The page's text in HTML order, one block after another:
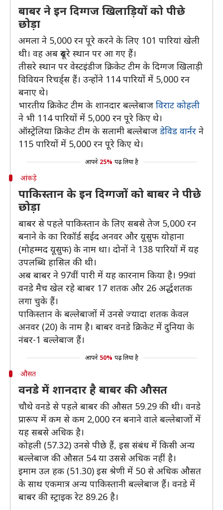
बाबर ने इन दिग्गज खिलाड़ियों को पीछे
छोड़ा
अमला ने 5,000 रन पूरे करने के लिए 101 पारियां खेली
थी। वह अब दूसरे स्थान पर आ गए हैं।
तीसरे स्थान पर वेस्टइंडीज क्रिकेट टीम के दिग्गज खिलाड़ी
विवियन रिचर्ड्स हैं। उन्होंने 114 पारियों में 5,000 रन
बनाए थे।
भारतीय क्रिकेट टीम के शानदार बल्लेबाज विराट कोहली
ने भी 114 पारियों में 5,000 रन पूरे किए थे।
ऑस्ट्रेलिया क्रिकेट टीम के सलामी बल्लेबाज डेविड वार्नर ने
115 पारियों में 5,000 रन पूरे किए थे।
आपने 25% पढ़ लिया है
आंकड़े
पाकिस्तान के इन दिग्गजों को बाबर ने पीछे
छोड़ा
बाबर से पहले पाकिस्तान के लिए सबसे तेज 5,000 रन
बनाने के का रिकॉर्ड सईद अनवर और यूसुफ योहाना
(मोहम्मद यूसुफ) के नाम था। दोनों ने 138 पारियों में यह
उपलब्धि हासिल की थी।
अब बाबर ने 97वीं पारी में यह कारनाम किया है। 99वां
वनडे मैच खेल रहे बाबर 17 शतक और 26 अर्द्धशतक
लगा चुके हैं।
पाकिस्तान के बल्लेबाजों में उनसे ज्यादा शतक केवल
अनवर (20) के नाम है। बाबर वनडे क्रिकेट में दुनिया के
नंबर-1 बल्लेबाज हैं।
आपने 50% पढ़ लिया है
औसत
वनडे में शानदार है बाबर की औसत
चौथे वनडे से पहले बाबर की औसत 59.29 की थी। वनडे
प्रारूप में कम से कम 2,000 रन बनाने वाले बल्लेबाजों में
यह सबसे अधिक है।
कोहली (57.32) उनसे पीछे हैं, इस संबंध में किसी अन्य
बल्लेबाज की औसत 54 या उससे अधिक नहीं है।
इमाम उल हक (51.30) इस श्रेणी में 50 से अधिक औसत
के साथ एकमात्र अन्य पाकिस्तानी बल्लेबाज हैं। वनडे में
बाबर की स्ट्राइक रेट 89.26 है।